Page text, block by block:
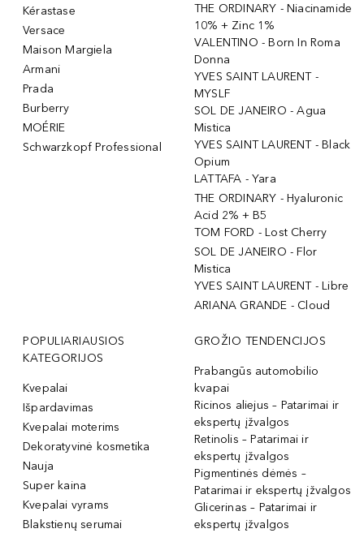
Kérastase
Versace
Maison Margiela
Armani
Prada
Burberry
MOÉRIE
Schwarzkopf Professional
THE ORDINARY - Niacinamide
10% + Zinc 1%
VALENTINO - Born In Roma
Donna
YVES SAINT LAURENT -
MYSLF
SOL DE JANEIRO - Agua
Mistica
YVES SAINT LAURENT - Black
Opium
LATTAFA - Yara
THE ORDINARY - Hyaluronic
Acid 2% + B5
TOM FORD - Lost Cherry
SOL DE JANEIRO - Flor
Mistica
YVES SAINT LAURENT - Libre
ARIANA GRANDE - Cloud
POPULIARIAUSIOS
KATEGORIJOS
Kvepalai
Išpardavimas
Kvepalai moterims
Dekoratyvinė kosmetika
Nauja
Super kaina
Kvepalai vyrams
Blakstienų serumai
GROŽIO TENDENCIJOS
Prabangūs automobilio
kvapai
Ricinos aliejus – Patarimai ir
ekspertų įžvalgos
Retinolis – Patarimai ir
ekspertų įžvalgos
Pigmentinės dėmės –
Patarimai ir ekspertų įžvalgos
Glicerinas – Patarimai ir
ekspertų įžvalgos